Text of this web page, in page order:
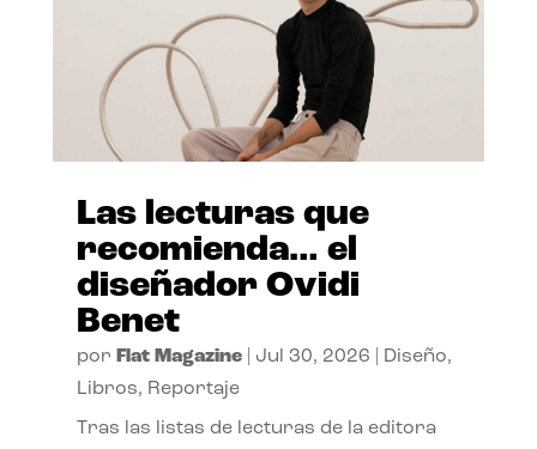
Las lecturas que
recomienda… el
diseñador Ovidi
Benet
por Flat Magazine| Jul 30, 2026 Diseño,
Libros, Reportaje
Tras las listas de lecturas de la editora